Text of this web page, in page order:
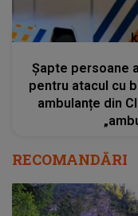
Șapte persoane
pentru atacul cu
ambulanțe din
RECOMANDĂRI